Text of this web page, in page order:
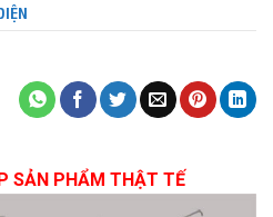
SẢN PHẨM THẬT TẾ